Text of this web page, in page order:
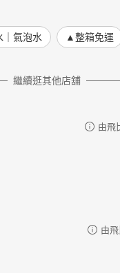
｜氣泡水 ▲整箱免運
繼續逛其他店舖
由飛
由